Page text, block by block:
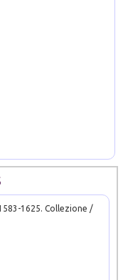
1625. Collezione /